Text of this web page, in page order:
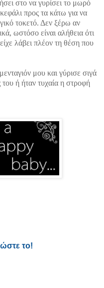
στο να γυρίσει το μωρό
προς τα κάτω για να
τοκετό. Δεν ξέρω αν
ωστόσο είναι αλήθεια ότι
λάβει πλέον τη θέση που
μου και γύρισε σιγά
ή ήταν τυχαία η στροφή
το!